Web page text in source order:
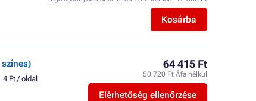
Kosárba
4 Ft / oldal
64 415 Ft
50 720 Ft Áfa nélkül
Elérhetőség ellenőrzése